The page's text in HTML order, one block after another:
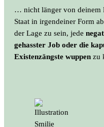
… nicht länger von deinem
Staat in irgendeiner Form
der Lage zu sein, jede
gehasster Job oder die
Existenzängste wuppen zu